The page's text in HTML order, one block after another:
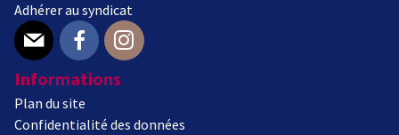
Adhérer au syndicat
E-mail Facebook
Informations
Plan du site
Confidentialité des données